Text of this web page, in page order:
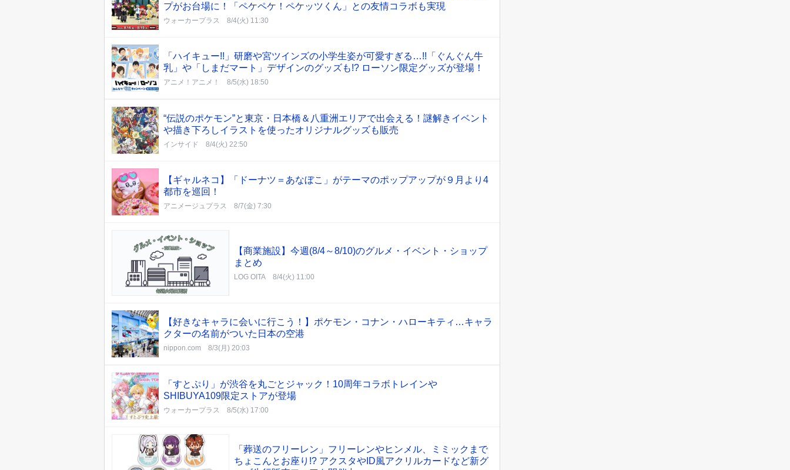
プがお台場に！「ペケペケ！ペケッツくん」との友情コラボも実現
ウォーカープラス 8/4(火) 11:30
「ハイキュー!!」研磨や宮ツインズの小学生姿が可愛すぎる…!!「ぐんぐん牛
乳」や「しまだマート」デザインのグッズも!? ローソン限定グッズが登場！
アニメ！アニメ！ 8/5(水) 18:50
“伝説のポケモン”と東京・日本橋＆八重洲エリアで出会える！謎解きイベント
や描き下ろしイラストを使ったオリジナルグッズも販売
インサイド 8/4(火) 22:50
【ギャルネコ】「ドーナツ＝あなぼこ」がテーマのポップアップが９月より4
都市を巡回！
アニメージュプラス 8/7(金) 7:30
【商業施設】今週(8/4～8/10)のグルメ・イベント・ショップ
まとめ
LOG OITA 8/4(火) 11:00
【好きなキャラに会いに行こう！】ポケモン・コナン・ハローキティ…キャラ
クターの名前がついた日本の空港
nippon.com 8/3(月) 20:03
「すとぷり」が渋谷を丸ごとジャック！10周年コラボトレインや
SHIBUYA109限定ストアが登場
ウォーカープラス 8/5(水) 17:00
「葬送のフリーレン」フリーレンやヒンメル、ミミックまで
ちょこんとお座り!? アクスタやID風アクリルカードなど新グ